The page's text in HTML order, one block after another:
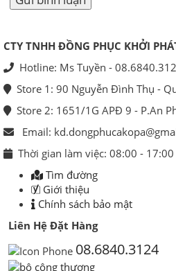
CTY TNHH ĐỒNG PHỤC KHỞI
Hotline: Ms Tuyền -
Store 1: 90 Nguyễn Đình Thụ -
Store 2: 1651/1G APĐ 9 - P.An
Email:
Thời gian làm việc: 08:00 - 17:00
Tìm đường
Giới thiệu
Chính sách bảo mật
Liên Hệ Đặt Hàng
08.6840.3124